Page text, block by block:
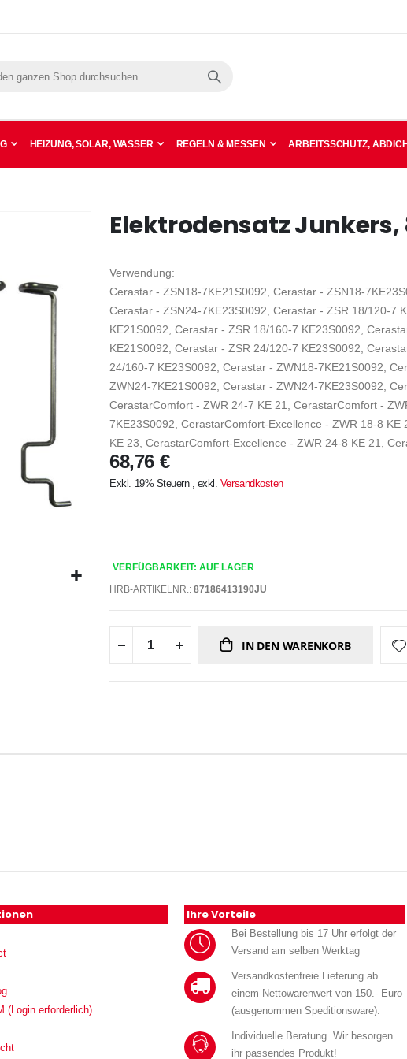
HEIZUNG, SOLAR, WASSER REGELN & MESSEN ARBEITSSCHUTZ,
Elektrodensatz Junkers,
Verwendung:
Cerastar - ZSN18-7KE21S0092, Cerastar - ZSN18-
Cerastar - ZSN24-7KE23S0092, Cerastar - ZSR 18/120-7
KE21S0092, Cerastar - ZSR 18/160-7 KE23S0092,
KE21S0092, Cerastar - ZSR 24/120-7 KE23S0092,
24/160-7 KE23S0092, Cerastar - ZWN18-7KE21S0092,
ZWN24-7KE21S0092, Cerastar - ZWN24-7KE23S0092,
CerastarComfort - ZWR 24-7 KE 21, CerastarComfort -
7KE23S0092, CerastarComfort-Excellence - ZWR 18-8
KE 23, CerastarComfort-Excellence - ZWR 24-8 KE 21,
68,76 €
Exkl. 19% Steuern , exkl. Versandkosten
VERFÜGBARKEIT: AUF LAGER
HRB-ARTIKELNR.:87186413190JU
IN DEN WARENKORB
(Login erforderlich)
Ihre Vorteile
Bei Bestellung bis 17 Uhr erfolgt der
Versand am selben Werktag
Versandkostenfreie Lieferung ab
einem Nettowarenwert von 150.- Euro
(ausgenommen Speditionsware).
Individuelle Beratung. Wir besorgen
ihr passendes Produkt!